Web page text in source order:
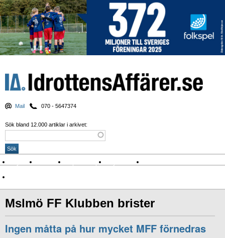
Mail 070 - 5647374
Sök bland 12.000 artiklar i arkivet:
Nyheter Krönikor Sport & spel Nyhetsbrev
Mslmö FF Klubben brister
Ingen måtta på hur mycket MFF förnedras